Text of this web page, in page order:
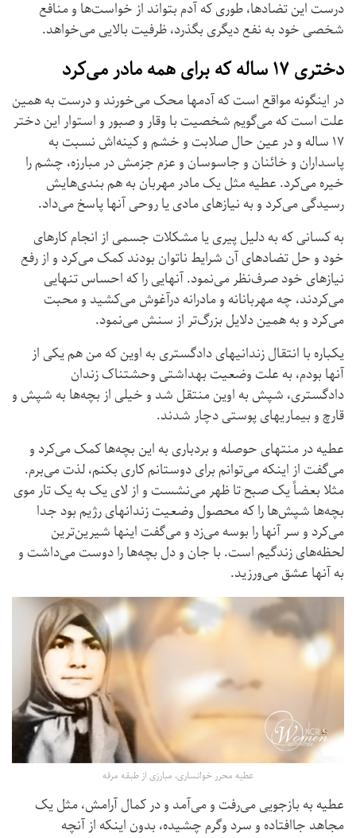
درست این تضادها، طوری که آدم بتواند از خواست‌ها و منافع
شخصی خود به نفع دیگری بگذرد، ظرفیت بالایی می‌خواهد.
دختری ۱۷ ساله که برای همه مادر می‌کرد
در اینگونه مواقع است که آدمها محک می‌خورند و درست به همین
علت است که می‌گویم شخصیت با وقار و صبور و استوار این دختر
۱۷ ساله و در عین حال صلابت و خشم و کینه‌اش نسبت به
پاسداران و خائنان و جاسوسان و عزم جزمش در مبارزه، چشم را
خیره می‌کرد. عطیه مثل یک مادر مهربان به هم بندی‌هایش
رسیدگی می‌کرد و به نیازهای مادی یا روحی آنها پاسخ می‌داد.
به کسانی که به دلیل پیری یا مشکلات جسمی از انجام کارهای
خود و حل تضادهای آن شرایط ناتوان بودند کمک می‌کرد و از رفع
نیازهای خود صرف‌نظر می‌نمود. آنهایی را که احساس تنهایی
می‌کردند، چه مهربانانه و مادرانه درآغوش می‌کشید و محبت
می‌کرد و به همین دلایل بزرگ‌تر از سنش می‌نمود.
یکباره با انتقال زندانیهای دادگستری به اوین که من هم یکی از
آنها بودم، به علت وضعیت بهداشتی وحشتناک زندان
دادگستری، شپش به اوین منتقل شد و خیلی از بچه‌ها به شپش و
قارچ و بیماریهای پوستی دچار شدند.
عطیه در منتهای حوصله و بردباری به این بچه‌ها کمک می‌کرد و
می‌گفت از اینکه می‌توانم برای دوستانم کاری بکنم، لذت می‌برم.
مثلا بعضاً یک صبح تا ظهر می‌نشست و از لای یک به یک تار موی
بچه‌ها شپش‌ها را که محصول وضعیت زندانهای رژیم بود جدا
می‌کرد و سر آنها را بوسه می‌زد و می‌گفت اینها شیرین‌ترین
لحظه‌های زندگیم است. با جان و دل بچه‌ها را دوست می‌داشت و
به آنها عشق می‌ورزید.
عطیه محرر خوانساری، مبارزی از طبقه مرفه
عطیه به بازجویی می‌رفت و می‌آمد و در کمال آرامش، مثل یک
مجاهد جاافتاده و سرد وگرم چشیده، بدون اینکه از آنچه